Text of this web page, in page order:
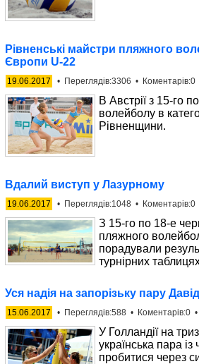
Рівненські майстри пляжного
Європи U-22
19.06.2017 • Переглядів:3306 • Коментарів:0
В Австрії з 15-го
волейболу в
Рівненщини.
Вдалий виступ у Лазурному
19.06.2017 • Переглядів:1048 • Коментарів:0
З 15-го по 18-е
пляжного
порадували
турнірних
Уся надія на запорізьку пару
15.06.2017 • Переглядів:588 • Коментарів:0 •
У Голландії на
українська пара
пробитися через